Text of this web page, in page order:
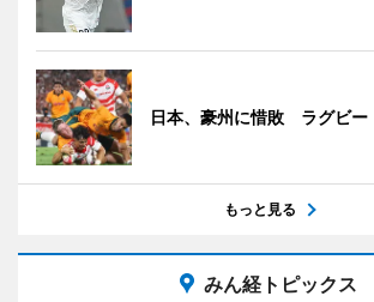
日本、豪州に惜敗 ラグビー
もっと見る
みん経トピックス